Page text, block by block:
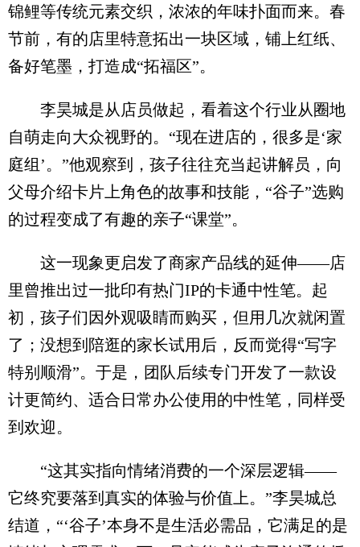
锦鲤等传统元素交织，浓浓的年味扑面而来。春
节前，有的店里特意拓出一块区域，铺上红纸、
备好笔墨，打造成“拓福区”。
李昊城是从店员做起，看着这个行业从圈地
自萌走向大众视野的。“现在进店的，很多是‘家
庭组’。”他观察到，孩子往往充当起讲解员，向
父母介绍卡片上角色的故事和技能，“谷子”选购
的过程变成了有趣的亲子“课堂”。
这一现象更启发了商家产品线的延伸——店
里曾推出过一批印有热门IP的卡通中性笔。起
初，孩子们因外观吸睛而购买，但用几次就闲置
了；没想到陪逛的家长试用后，反而觉得“写字
特别顺滑”。于是，团队后续专门开发了一款设
计更简约、适合日常办公使用的中性笔，同样受
到欢迎。
“这其实指向情绪消费的一个深层逻辑——
它终究要落到真实的体验与价值上。”李昊城总
结道，“‘谷子’本身不是生活必需品，它满足的是